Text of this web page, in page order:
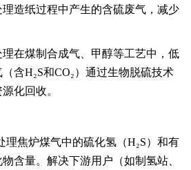
造纸过程中产生的含硫废气，减少
在煤制合成气、甲醇等工艺中，低
含H₂S和CO₂）通过生物脱硫技术
化回收。
理焦炉煤气中的硫化氢（H₂S）和有
含量。解决下游用户（如制氢站、